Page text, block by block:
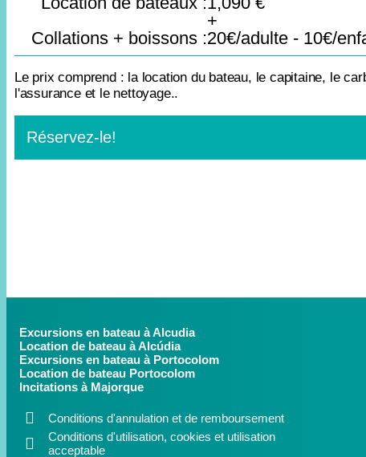
Collations + boissons :
+
20€/adulte - 10€/
Le prix comprend : la location du bateau, le capitaine, le
l'assurance et le nettoyage..
Réservez-le!
Excursions en bateau à Alcudia
Location de bateau à Alcúdia
Excursions en bateau à Portocolom
Location de bateau Portocolom
Incitations à Majorque
Conditions d'annulation et de remboursement
Conditions d'utilisation, cookies et utilisation
acceptable